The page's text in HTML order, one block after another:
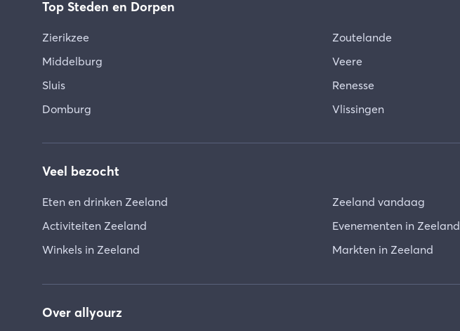
Top Steden en Dorpen
Zierikzee
Middelburg
Sluis
Domburg
Zoutelande
Veere
Renesse
Vlissingen
Veel bezocht
Eten en drinken Zeeland
Activiteiten Zeeland
Winkels in Zeeland
Zeeland vandaag
Evenementen in Zeeland
Markten in Zeeland
Over allyourz